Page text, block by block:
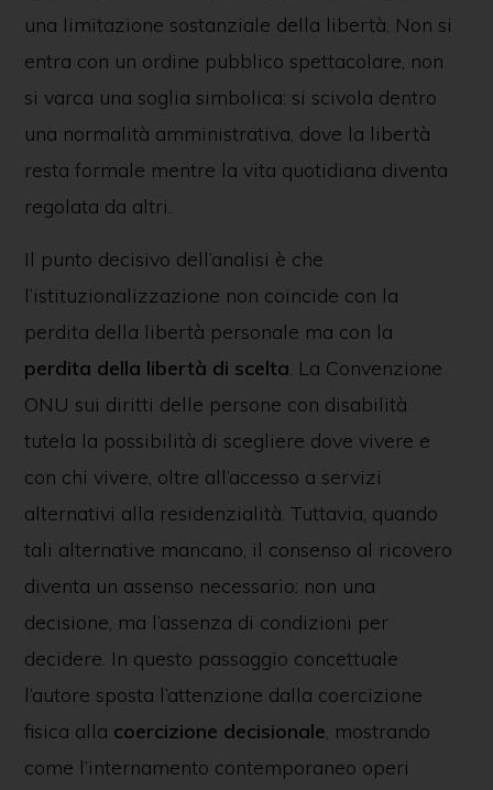
una limitazione sostanziale della libertà. Non si
entra con un ordine pubblico spettacolare, non
si varca una soglia simbolica: si scivola dentro
una normalità amministrativa, dove la libertà
resta formale mentre la vita quotidiana diventa
regolata da altri.
Il punto decisivo dell’analisi è che
l’istituzionalizzazione non coincide con la
perdita della libertà personale ma con la
perdita della libertà di scelta. La Convenzione
ONU sui diritti delle persone con disabilità
tutela la possibilità di scegliere dove vivere e
con chi vivere, oltre all’accesso a servizi
alternativi alla residenzialità. Tuttavia, quando
tali alternative mancano, il consenso al ricovero
diventa un assenso necessario: non una
decisione, ma l’assenza di condizioni per
decidere. In questo passaggio concettuale
l’autore sposta l’attenzione dalla coercizione
fisica alla coercizione decisionale, mostrando
come l’internamento contemporaneo operi